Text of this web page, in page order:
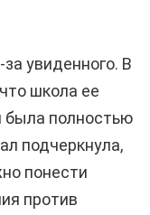
увиденного. В
школа ее
была полностью
подчеркнула,
понести
против